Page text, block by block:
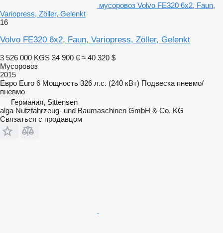
мусоровоз Volvo FE320 6x2, Faun,
Variopress, Zöller, Gelenkt
16
Volvo FE320 6x2, Faun, Variopress, Zöller, Gelenkt
3 526 000 KGS 34 900 € ≈ 40 320 $
Мусоровоз
2015
Евро Euro 6 Мощность 326 л.с. (240 кВт) Подвеска пневмо/
пневмо
Германия, Sittensen
alga Nutzfahrzeug- und Baumaschinen GmbH & Co. KG
Связаться с продавцом